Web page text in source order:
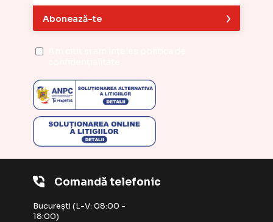
Comandă telefonic
București (L-V: 08:00 -
18:00)
Abonează-te